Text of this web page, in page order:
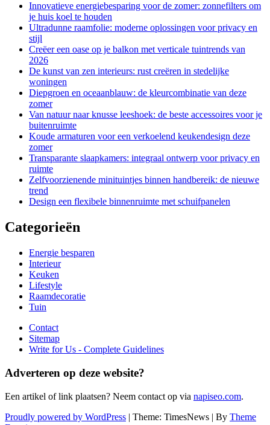
Innovatieve energiebesparing voor de zomer: zonnefilters om
je huis koel te houden
Ultradunne raamfolie: moderne oplossingen voor privacy en
stijl
Creëer een oase op je balkon met verticale tuintrends van
2026
De kunst van zen interieurs: rust creëren in stedelijke
woningen
Diepgroen en oceaanblauw: de kleurcombinatie van deze
zomer
Van natuur naar knusse leeshoek: de beste accessoires voor je
buitenruimte
Koude armaturen voor een verkoelend keukendesign deze
zomer
Transparante slaapkamers: integraal ontwerp voor privacy en
ruimte
Zelfvoorzienende minituintjes binnen handbereik: de nieuwe
trend
Design een flexibele binnenruimte met schuifpanelen
Categorieën
Energie besparen
Interieur
Keuken
Lifestyle
Raamdecoratie
Tuin
Contact
Sitemap
Write for Us - Complete Guidelines
Adverteren op deze website?
Een artikel of link plaatsen? Neem contact op via napiseo.com.
Proudly powered by WordPress | Theme: TimesNews | By Theme